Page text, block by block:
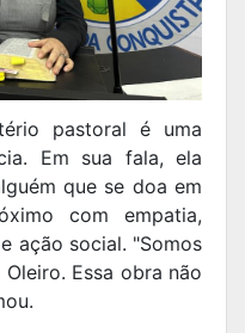
pastoral é uma
Em sua fala, ela
que se doa em
com empatia,
ação social. "Somos
Essa obra não